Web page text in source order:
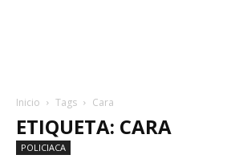
Inicio Tags Cara
ETIQUETA: CARA
POLICIACA